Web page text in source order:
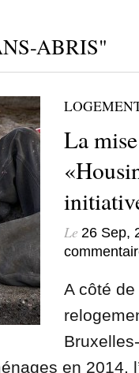
ABRIS"
La
Le 26 Sep,
A côté de
en 2014,